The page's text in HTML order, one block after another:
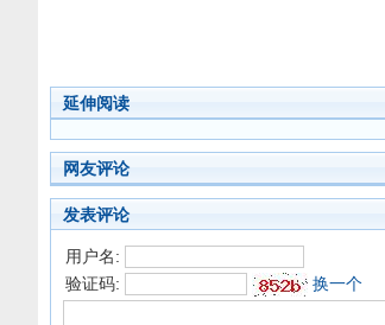
延伸阅读
网友评论
发表评论
用户名:
验证码:
换一个